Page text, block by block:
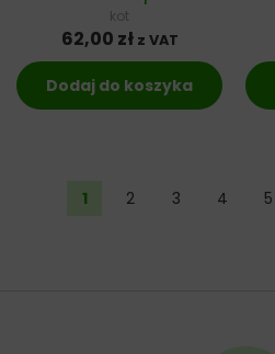
kot
62,00 zł z VAT
Dodaj do koszyka
1 2 3 4 5